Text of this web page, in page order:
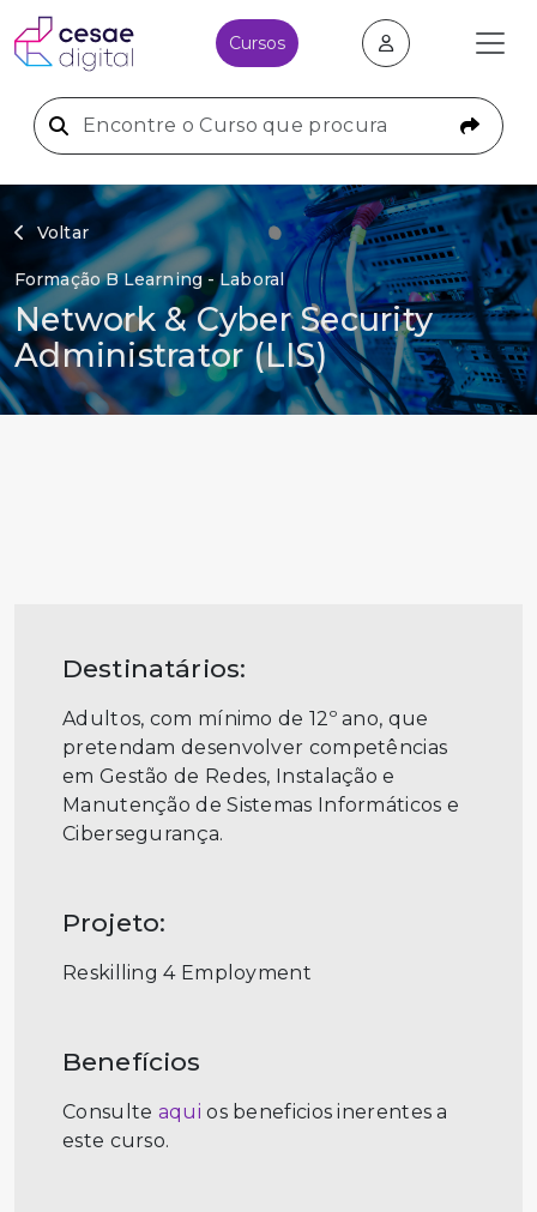
Cursos
Voltar
Formação B Learning - Laboral
Network & Cyber Security
Administrator (LIS)
Destinatários:
Adultos, com mínimo de 12º ano, que
pretendam desenvolver competências
em Gestão de Redes, Instalação e
Manutenção de Sistemas Informáticos e
Cibersegurança.
Projeto:
Reskilling 4 Employment
Benefícios
Consulte aqui os beneficios inerentes a
este curso.